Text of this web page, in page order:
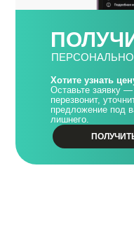
Хотите узнать
Оставьте заявку
перезвонит,
предложение под
лишнего.